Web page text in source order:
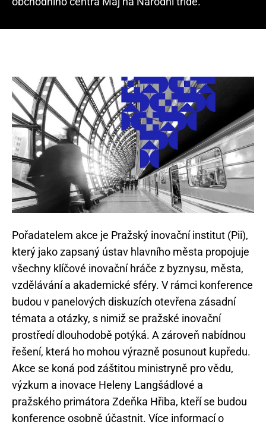
Pořadatelem akce je Pražský inovační institut (Pii),
který jako zapsaný ústav hlavního města propojuje
všechny klíčové inovační hráče z byznysu, města,
vzdělávání a akademické sféry. V rámci konference
budou v panelových diskuzích otevřena zásadní
témata a otázky, s nimiž se pražské inovační
prostředí dlouhodobě potýká. A zároveň nabídnou
řešení, která ho mohou výrazně posunout kupředu.
Akce se koná pod záštitou ministryně pro vědu,
výzkum a inovace Heleny Langšádlové a
pražského primátora Zdeňka Hřiba, kteří se budou
konference osobně účastnit. Více informací o